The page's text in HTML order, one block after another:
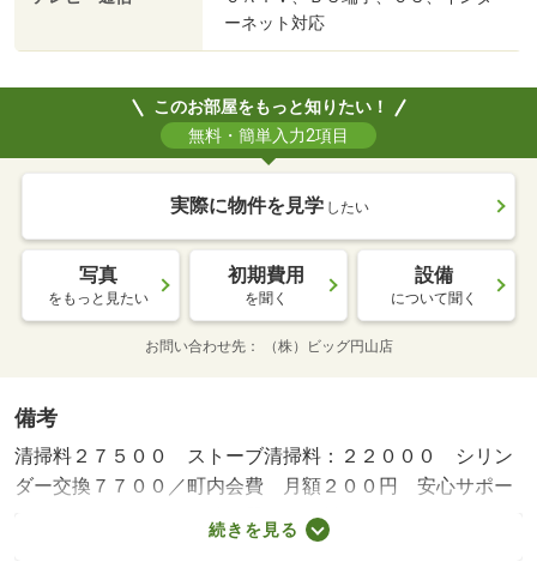
ーネット対応
このお部屋をもっと知りたい！
無料・簡単入力2項目
実際に物件を見学 したい
写真
をもっと見たい
初期費用
を聞く
設備
について聞く
お問い合わせ先 （株）ビッグ円山店
備考
清掃料２７５００ ストーブ清掃料：２２０００ シリン
ダー交換７７００／町内会費 月額２００円 安心サポー
ト 月額１８００円 給湯器リース料 月額１５９５円／
保証会社利用必：・初回保証料５０％（最低保証料２万
続きを見る